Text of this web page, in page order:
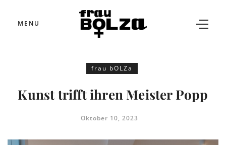
MENU
frau bOLZa
Kunst trifft ihren Meister Popp
Oktober 10, 2023